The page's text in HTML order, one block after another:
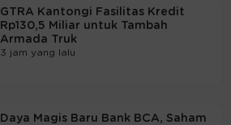
GTRA Kantongi Fasilitas Kredit
Rp130,5 Miliar untuk Tambah
Armada Truk
3 jam yang lalu
Daya Magis Baru Bank BCA, Saham